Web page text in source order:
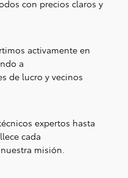
con precios claros y
activamente en
a
de lucro y vecinos
expertos hasta
cada
misión.